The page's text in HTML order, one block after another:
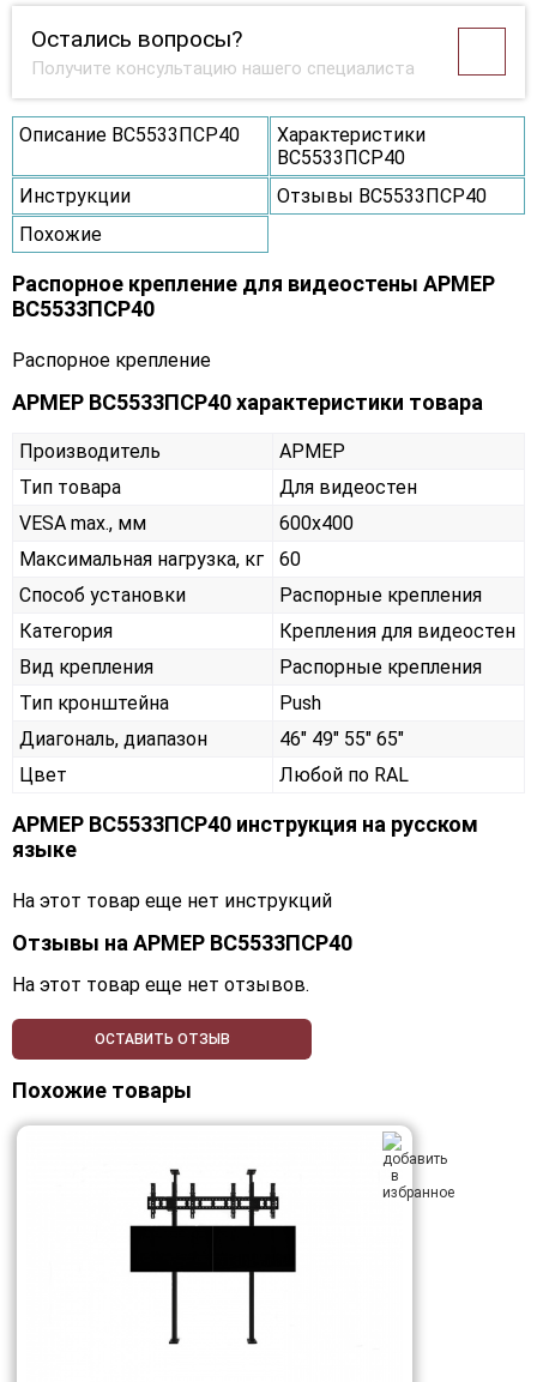
Остались вопросы?
Получите консультацию нашего специалиста
Описание ВС5533ПСР40
Характеристики
ВС5533ПСР40
Инструкции
Отзывы ВС5533ПСР40
Похожие
Распорное крепление для видеостены АРМЕР
ВС5533ПСР40
Распорное крепление
АРМЕР ВС5533ПСР40 характеристики товара
Производитель
АРМЕР
Тип товара
Для видеостен
VESA max., мм
600х400
Максимальная нагрузка, кг
60
Способ установки
Распорные крепления
Категория
Крепления для видеостен
Вид крепления
Распорные крепления
Тип кронштейна
Push
Диагональ, диапазон
46" 49" 55" 65"
Цвет
Любой по RAL
АРМЕР ВС5533ПСР40 инструкция на русском
языке
На этот товар еще нет инструкций
Отзывы на АРМЕР ВС5533ПСР40
На этот товар еще нет отзывов.
ОСТАВИТЬ ОТЗЫВ
Похожие товары